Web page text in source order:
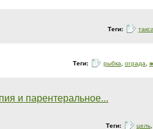
Теги:
Теги: рыбка, ограда,
и парентеральное...
Теги: цель,